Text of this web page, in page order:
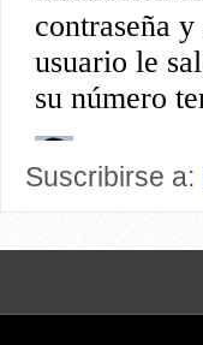
Suscribirse a: